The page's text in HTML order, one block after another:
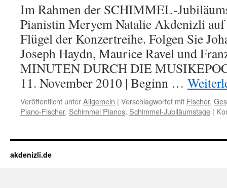
Im Rahmen der SCHIMMEL-
Pianistin Meryem Natalie Akdenizli
Flügel der Konzertreihe. Folgen Sie
Joseph Haydn, Maurice Ravel und
MINUTEN DURCH DIE
11. November 2010 | Beginn …
Veröffentlicht unterAllgemein | Verschlagwortet mit Fischer,
Piano-Fischer, Schimmel Pianos, Schimmel-Jubiläumstage |
akdenizli.de